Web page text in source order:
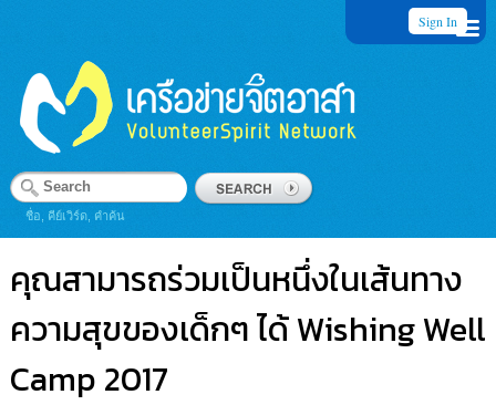
Sign In
ชื่อ, คีย์เวิร์ด, คำค้น
คุณสามารถร่วมเป็นหนึ่งในเส้นทาง
ความสุขของเด็กๆ ได้ Wishing Well
Camp 2017